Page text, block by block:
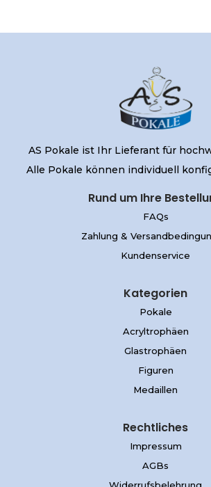
AS Pokale ist Ihr Lieferant für
Alle Pokale können individuell
Rund um Ihre
FAQs
Zahlung &
Kundenservice
Kategorien
Pokale
Acryltrophäen
Glastrophäen
Figuren
Medaillen
Rechtliches
Impressum
AGBs
Widerrufsbelehrung